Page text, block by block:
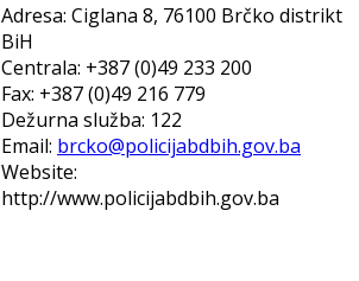
Adresa: Ciglana 8, 76100 Brčko distrikt
BiH
Centrala: +387 (0)49 233 200
Fax: +387 (0)49 216 779
Dežurna služba: 122
Email: brcko@policijabdbih.gov.ba
Website:
http://www.policijabdbih.gov.ba